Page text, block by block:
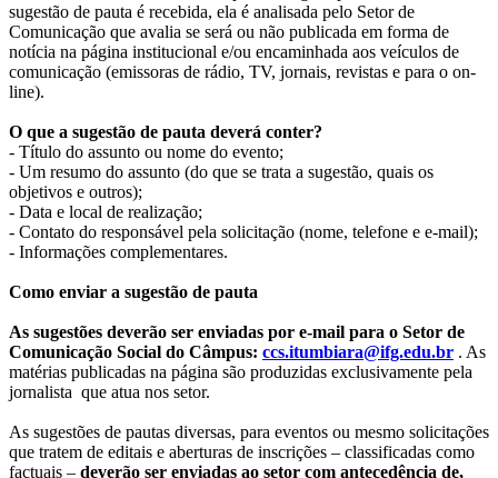
sugestão de pauta é recebida, ela é analisada pelo Setor de
Comunicação que avalia se será ou não publicada em forma de
notícia na página institucional e/ou encaminhada aos veículos de
comunicação (emissoras de rádio, TV, jornais, revistas e para o on-
line).
O que a sugestão de pauta deverá conter?
- Título do assunto ou nome do evento;
- Um resumo do assunto (do que se trata a sugestão, quais os
objetivos e outros);
- Data e local de realização;
- Contato do responsável pela solicitação (nome, telefone e e-mail);
- Informações complementares.
Como enviar a sugestão de pauta
As sugestões deverão ser enviadas por e-mail para o Setor de
Comunicação Social do Câmpus: ccs.itumbiara@ifg.edu.br . As
matérias publicadas na página são produzidas exclusivamente pela
jornalista que atua nos setor.
As sugestões de pautas diversas, para eventos ou mesmo solicitações
que tratem de editais e aberturas de inscrições – classificadas como
factuais – deverão ser enviadas ao setor com antecedência de,